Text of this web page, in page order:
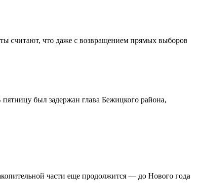
считают, что даже с возвращением прямых выборов
был задержан глава Бежицкого района,
части еще продолжится — до Нового года